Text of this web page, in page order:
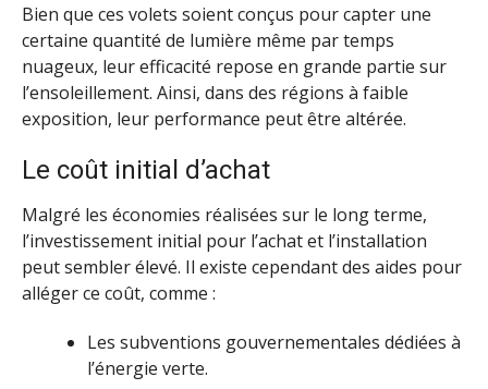
Bien que ces volets soient conçus pour capter une
certaine quantité de lumière même par temps
nuageux, leur efficacité repose en grande partie sur
l’ensoleillement. Ainsi, dans des régions à faible
exposition, leur performance peut être altérée.
Le coût initial d’achat
Malgré les économies réalisées sur le long terme,
l’investissement initial pour l’achat et l’installation
peut sembler élevé. Il existe cependant des aides pour
alléger ce coût, comme :
Les subventions gouvernementales dédiées à
l’énergie verte.